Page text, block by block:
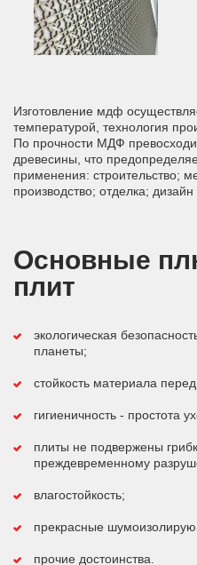
Изготовление мдф
температурой, технология
По прочности МДФ
древесины, что
применения: строительство;
производство;
Основные
плит
экологическая
планеты;
стойкость материала
гигиеничность - простота
плиты не подвержены
преждевременному
влагостойкость;
прекрасные
прочие достоинства.